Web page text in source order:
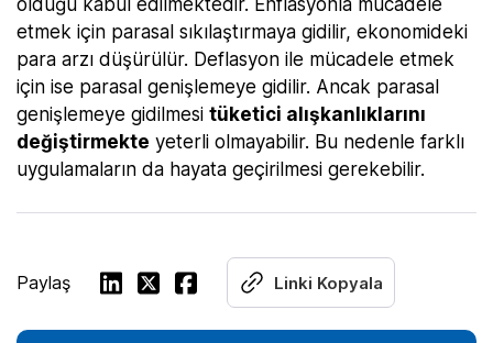
olduğu kabul edilmektedir. Enflasyonla mücadele
etmek için parasal sıkılaştırmaya gidilir, ekonomideki
para arzı düşürülür. Deflasyon ile mücadele etmek
için ise parasal genişlemeye gidilir. Ancak parasal
genişlemeye gidilmesi tüketici alışkanlıklarını
değiştirmekte yeterli olmayabilir. Bu nedenle farklı
uygulamaların da hayata geçirilmesi gerekebilir.
Paylaş Linki Kopyala